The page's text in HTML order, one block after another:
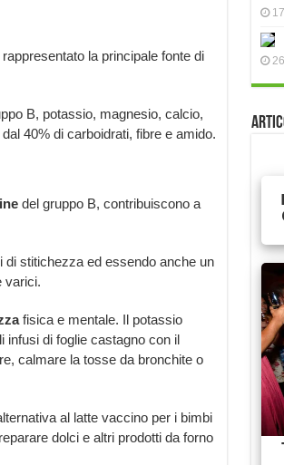
la principale fonte di
B, potassio, magnesio, calcio,
40% di carboidrati, fibre e amido.
del gruppo B, contribuiscono a
di stitichezza ed essendo anche un
varici.
fisica e mentale. Il potassio
infusi di foglie castagno con il
calmare la tosse da bronchite o
al latte vaccino per i bimbi
dolci e altri prodotti da forno